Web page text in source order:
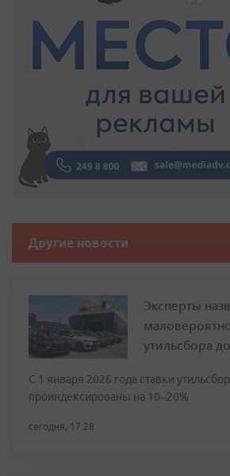
Другие новости
Эксперты
утильсбора
С 1 января 2026 года ставки
проиндексированы на 10–20%
сегодня, 17:28